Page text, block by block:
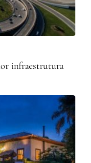
infraestrutura